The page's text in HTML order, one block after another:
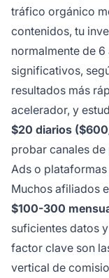
tráfico orgánico
contenidos, tu
normalmente de 6
significativos,
resultados más
acelerador, y
$20 diarios
probar canales
Ads o
Muchos afiliados
$100-300
suficientes datos
factor clave son
vertical de